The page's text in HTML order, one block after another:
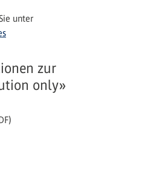
unter
zur
only»